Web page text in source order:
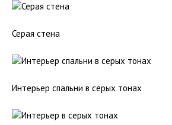
Серая стена
Интерьер спальни в серых тонах